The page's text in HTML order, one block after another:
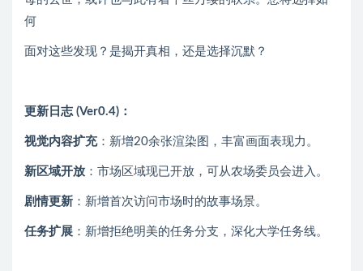
何
面对这些发现？是揭开真相，还是选择沉默？
更新日志 (Ver0.4)：
视觉内容扩充：新增20余张渲染图，丰富画面表现力。
新区域开放 ：市场区域现已开放，可从农场委员会进入。
剧情更新 ：新增首次访问市场时的故事场景。
任务扩展 ：新增拒绝明美的任务分支，深化大学任务线。